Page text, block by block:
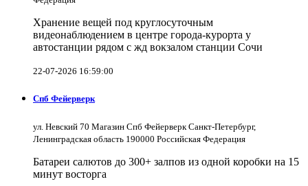
Хранение вещей под круглосуточным
видеонаблюдением в центре города-курорта у
автостанции рядом с жд вокзалом станции Сочи
22-07-2026 16:59:00
Спб Фейерверк
ул. Невский 70 Магазин Спб Фейерверк Санкт-Петербург,
Ленинградская область 190000 Российская Федерация
Батареи салютов до 300+ залпов из одной коробки на 15
минут восторга